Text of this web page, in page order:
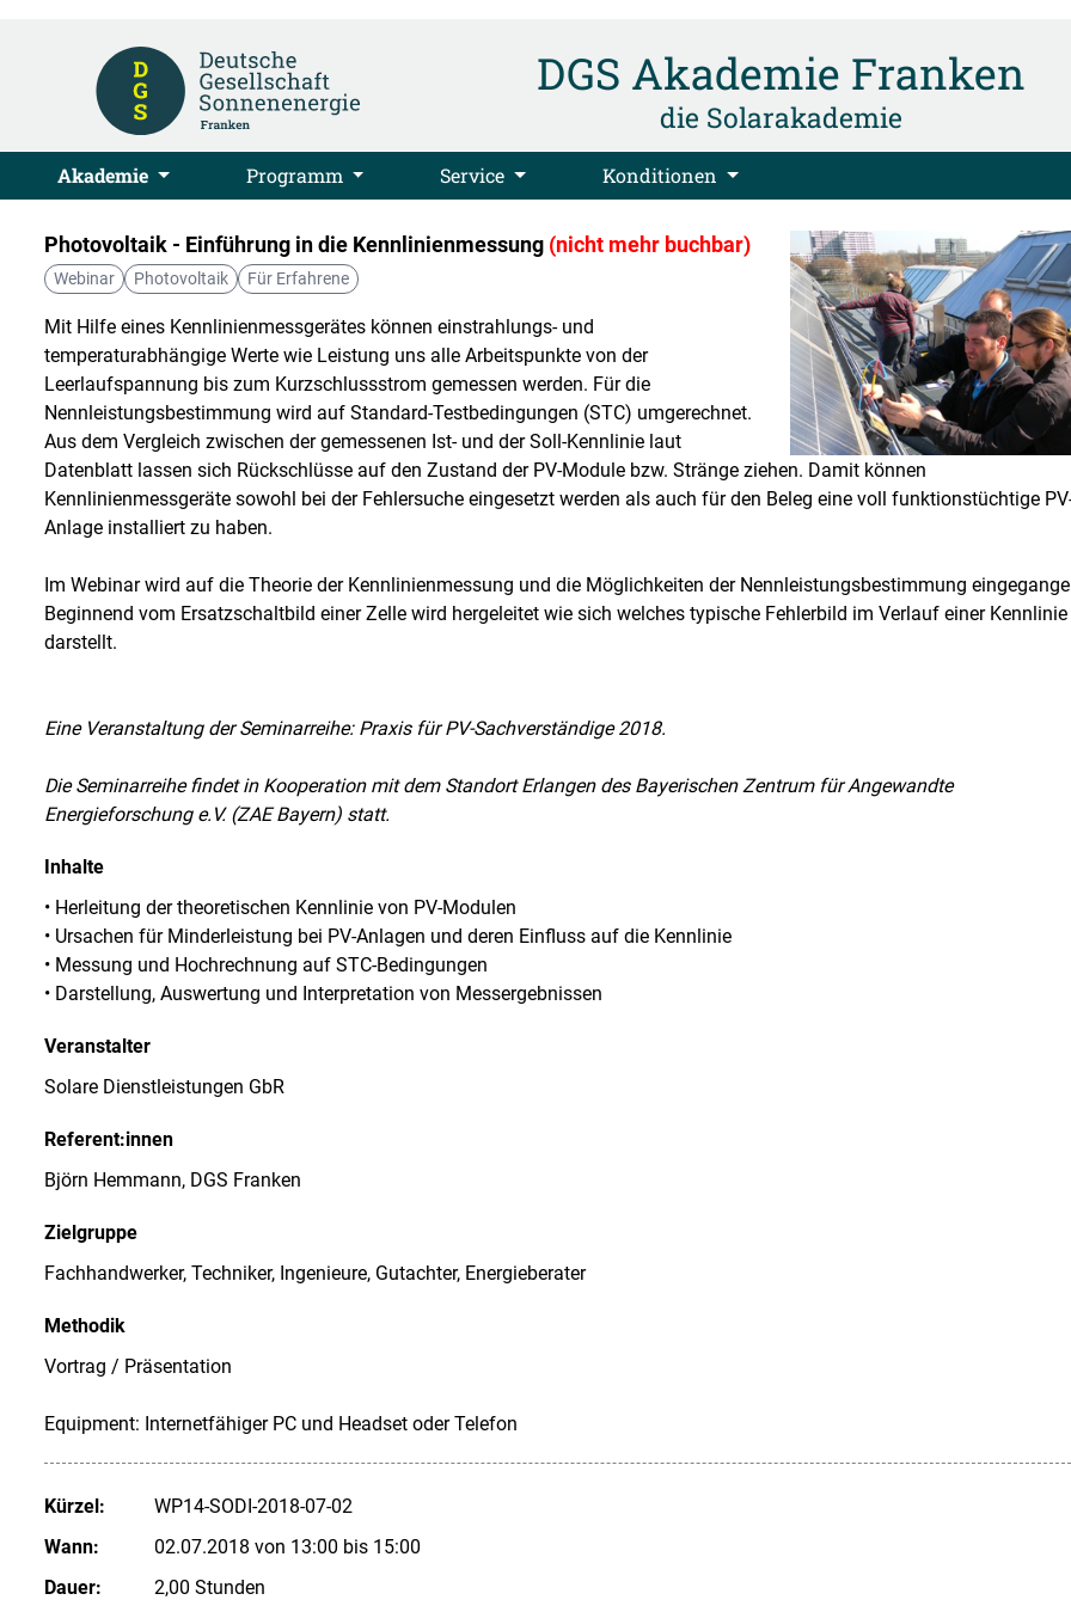
DGS Akademie Franken
die Solarakademie
Akademie Programm Service Konditionen
Photovoltaik - Einführung in die Kennlinienmessung (nicht mehr buchbar)
Webinar Photovoltaik Für Erfahrene
Mit Hilfe eines Kennlinienmessgerätes können einstrahlungs- und
temperaturabhängige Werte wie Leistung uns alle Arbeitspunkte von der
Leerlaufspannung bis zum Kurzschlussstrom gemessen werden. Für die
Nennleistungsbestimmung wird auf Standard-Testbedingungen (STC) umgerechnet.
Aus dem Vergleich zwischen der gemessenen Ist- und der Soll-Kennlinie laut
Datenblatt lassen sich Rückschlüsse auf den Zustand der PV-Module bzw. Stränge ziehen. Damit können
Kennlinienmessgeräte sowohl bei der Fehlersuche eingesetzt werden als auch für den Beleg eine voll funktionstüchtige
Anlage installiert zu haben.
Im Webinar wird auf die Theorie der Kennlinienmessung und die Möglichkeiten der Nennleistungsbestimmung
Beginnend vom Ersatzschaltbild einer Zelle wird hergeleitet wie sich welches typische Fehlerbild im Verlauf einer Kennlinie
darstellt.
Eine Veranstaltung der Seminarreihe: Praxis für PV-Sachverständige 2018.
Die Seminarreihe findet in Kooperation mit dem Standort Erlangen des Bayerischen Zentrum für Angewandte
Energieforschung e.V. (ZAE Bayern) statt.
Inhalte
• Herleitung der theoretischen Kennlinie von PV-Modulen
• Ursachen für Minderleistung bei PV-Anlagen und deren Einfluss auf die Kennlinie
• Messung und Hochrechnung auf STC-Bedingungen
• Darstellung, Auswertung und Interpretation von Messergebnissen
Veranstalter
Solare Dienstleistungen GbR
Referent:innen
Björn Hemmann, DGS Franken
Zielgruppe
Fachhandwerker, Techniker, Ingenieure, Gutachter, Energieberater
Methodik
Vortrag / Präsentation
Equipment: Internetfähiger PC und Headset oder Telefon
Kürzel:
WP14-SODI-2018-07-02
Wann:
02.07.2018 von 13:00 bis 15:00
Dauer:
2,00 Stunden